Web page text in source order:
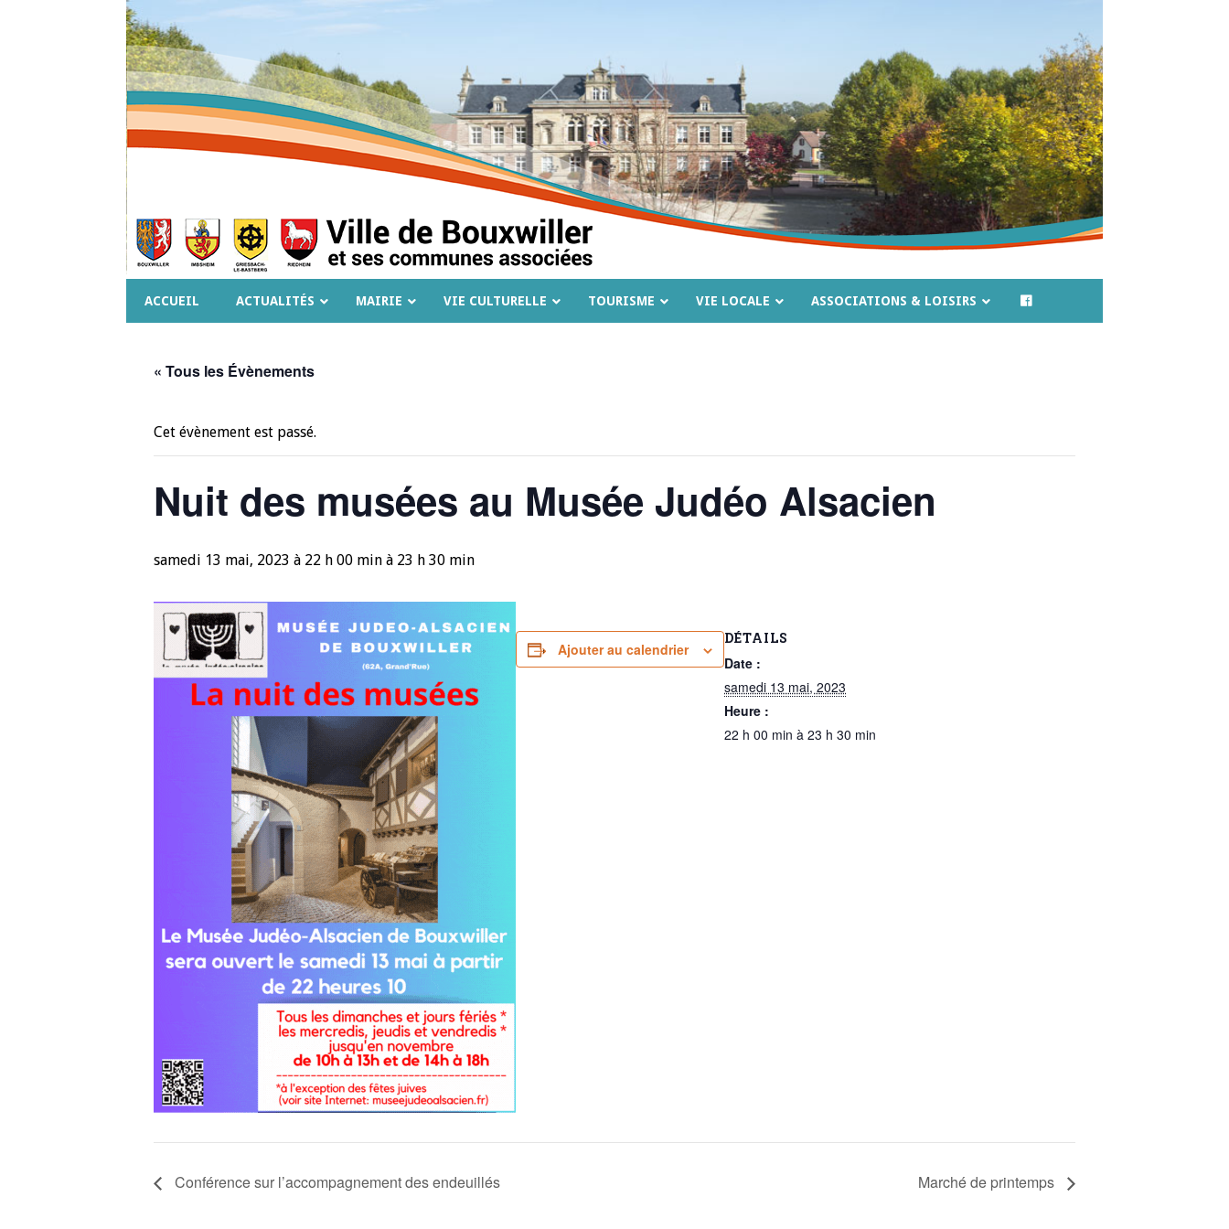
ACCUEIL ACTUALITÉS MAIRIE VIE CULTURELLE TOURISME VIE LOCALE ASSOCIATIONS & LOISIRS
« Tous les Évènements
Cet évènement est passé.
Nuit des musées au Musée Judéo Alsacien
samedi 13 mai, 2023 à 22 h 00 min à 23 h 30 min
Ajouter au calendrier
DÉTAILS
Date :
samedi 13 mai, 2023
Heure :
22 h 00 min à 23 h 30 min
Conférence sur l’accompagnement des endeuillés Marché de printemps